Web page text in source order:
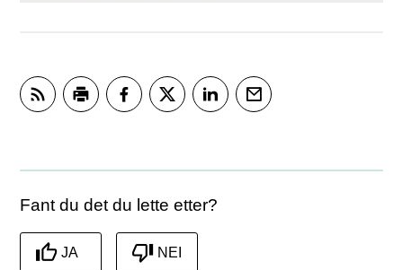
Fant du det du lette etter?
JA NEI